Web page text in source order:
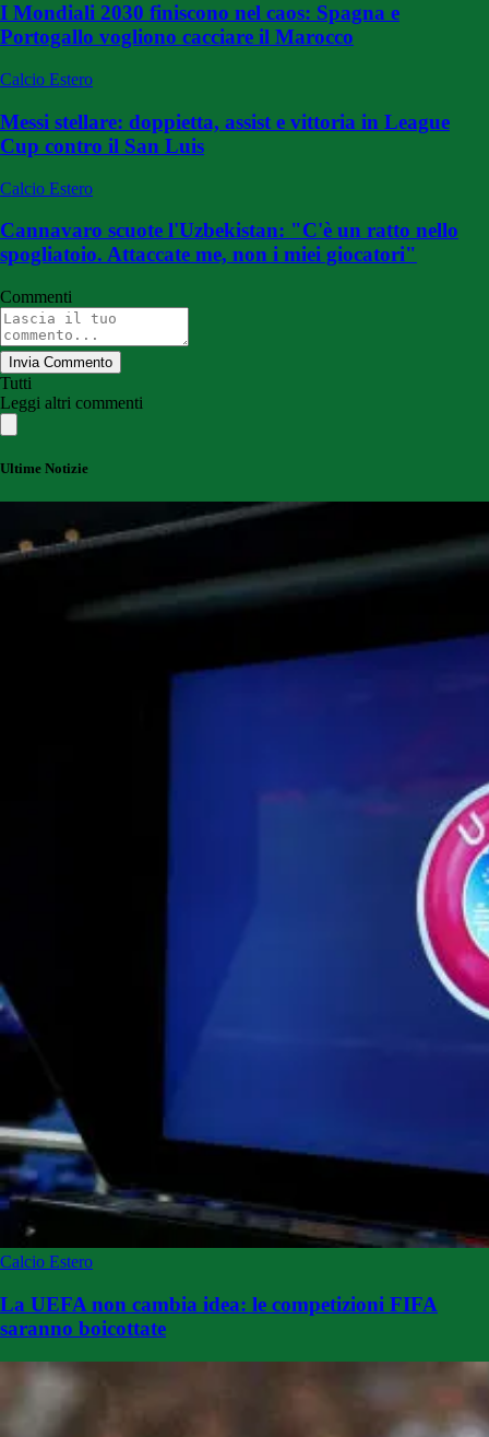
I Mondiali 2030 finiscono nel caos: Spagna e
Portogallo vogliono cacciare il Marocco
Calcio Estero
Messi stellare: doppietta, assist e vittoria in League
Cup contro il San Luis
Calcio Estero
Cannavaro scuote l'Uzbekistan: "C'è un ratto nello
spogliatoio. Attaccate me, non i miei giocatori"
Commenti
Invia Commento
Tutti
Leggi altri commenti
Ultime Notizie
Calcio Estero
La UEFA non cambia idea: le competizioni FIFA
saranno boicottate